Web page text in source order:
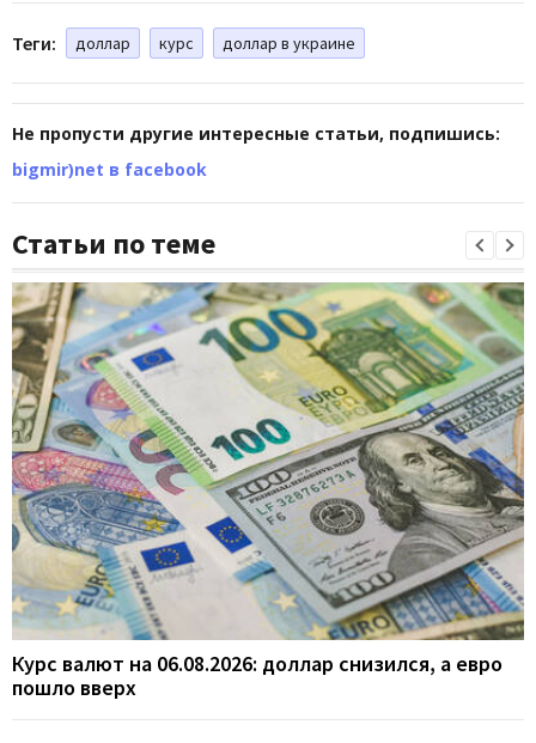
Теги: доллар курс доллар в украине
Не пропусти другие интересные статьи, подпишись:
bigmir)net в facebook
Статьи по теме
Курс валют на 06.08.2026: доллар снизился, а евро
пошло вверх